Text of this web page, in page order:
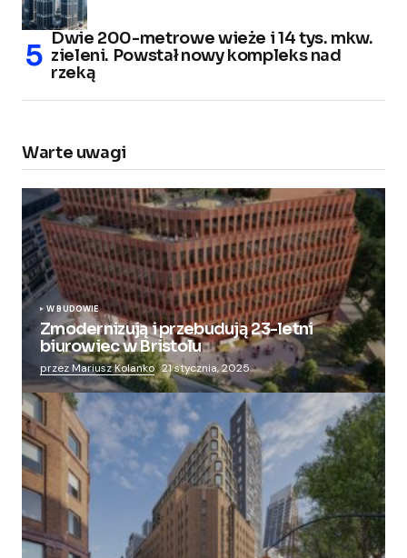
Dwie 200-metrowe wieże i 14 tys. mkw.
zieleni. Powstał nowy kompleks nad
rzeką
Warte uwagi
W BUDOWIE
Zmodernizują i przebudują 23-letni
biurowiec w Bristolu
przez Mariusz Kolanko 21 stycznia, 2025